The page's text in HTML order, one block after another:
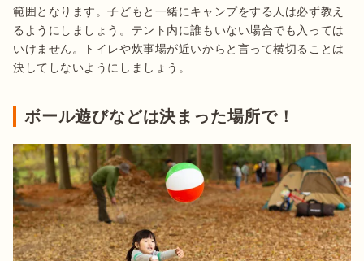
範囲となります。子どもと一緒にキャンプをする人は必ず教え
るようにしましょう。テント内に誰もいない場合でも入っては
いけません。トイレや炊事場が近いからと言って横切ることは
決してしないようにしましょう。
ボール遊びなどは決まった場所で！